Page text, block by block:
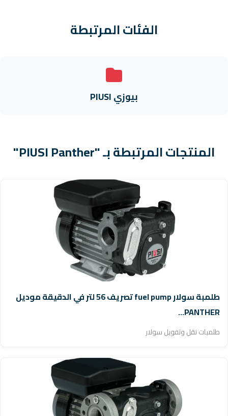
الفئات المرتبطة
بيوزي PIUSI
المنتجات المرتبطة بـ "PIUSI Panther"
طلمبة سولار fuel pump تصريف 56 لتر في الدقيقة موديل
PANTHER...
طلمبات نقل وتفويل سولار